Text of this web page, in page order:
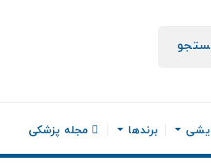
برندها مجله پزشکی